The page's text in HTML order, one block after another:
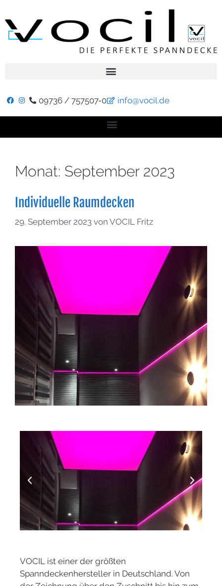
09736 / 757507-0 info@vocil.de
Monat: September 2023
Individuelle Raumdecken
29. September 2023 von VOCIL Fritz
VOCIL ist einer der größten
Spanndeckenhersteller in Deutschland. Von